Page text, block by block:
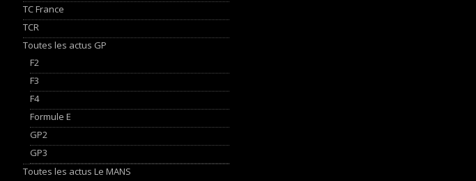
TC France
TCR
Toutes les actus GP
F2
F3
F4
Formule E
GP2
GP3
Toutes les actus Le MANS